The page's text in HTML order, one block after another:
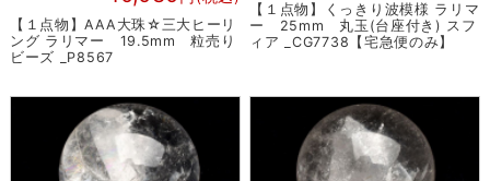
【１点物】AAA大珠☆三大ヒーリ
ング ラリマー 19.5mm 粒売り
ビーズ _P8567
【１点物】くっきり波模様 ラリマ
ー 25mm 丸玉(台座付き) スフ
ィア _CG7738【宅急便のみ】